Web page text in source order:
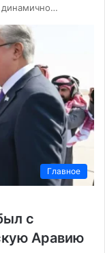
динамично…
Главное
с
Аравию